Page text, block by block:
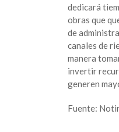
dedicará
obras que
de
canales de
manera
invertir
generen
Fuente: